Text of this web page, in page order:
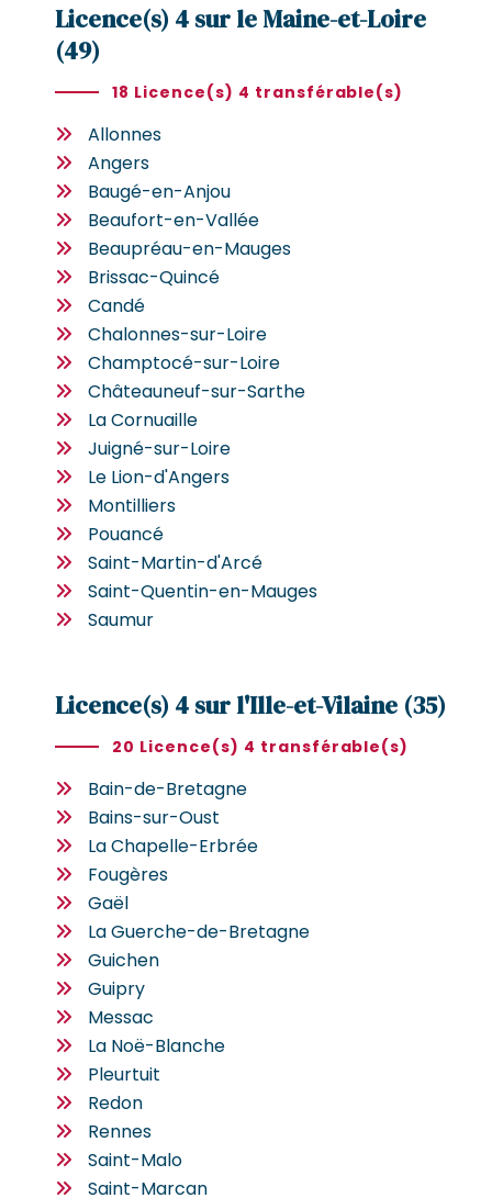
Licence(s) 4 sur le Maine-et-Loire
(49)
18 Licence(s) 4 transférable(s)
Allonnes
Angers
Baugé-en-Anjou
Beaufort-en-Vallée
Beaupréau-en-Mauges
Brissac-Quincé
Candé
Chalonnes-sur-Loire
Champtocé-sur-Loire
Châteauneuf-sur-Sarthe
La Cornuaille
Juigné-sur-Loire
Le Lion-d'Angers
Montilliers
Pouancé
Saint-Martin-d'Arcé
Saint-Quentin-en-Mauges
Saumur
Licence(s) 4 sur l'Ille-et-Vilaine (35)
20 Licence(s) 4 transférable(s)
Bain-de-Bretagne
Bains-sur-Oust
La Chapelle-Erbrée
Fougères
Gaël
La Guerche-de-Bretagne
Guichen
Guipry
Messac
La Noë-Blanche
Pleurtuit
Redon
Rennes
Saint-Malo
Saint-Marcan